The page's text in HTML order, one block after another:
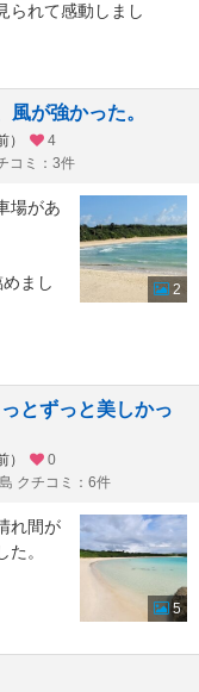
られて感動しまし
が強かった。
4
コミ：3件
場があ
まし
2
とずっと美しかっ
0
クチコミ：6件
れ間が
。
5